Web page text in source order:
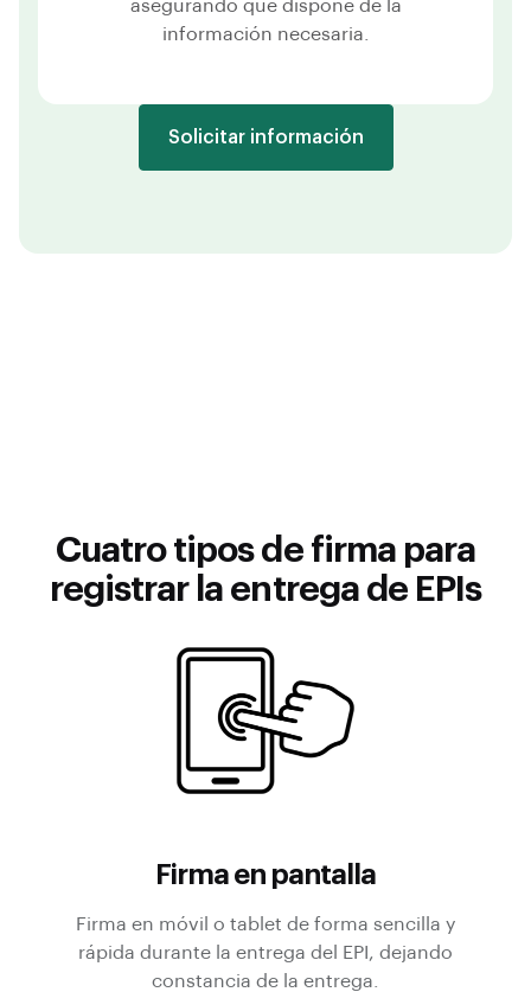
asegurando que dispone de la
información necesaria.
Solicitar información
Cuatro tipos de firma para
registrar la entrega de EPIs
Firma en pantalla
Firma en móvil o tablet de forma sencilla y
rápida durante la entrega del EPI, dejando
constancia de la entrega.